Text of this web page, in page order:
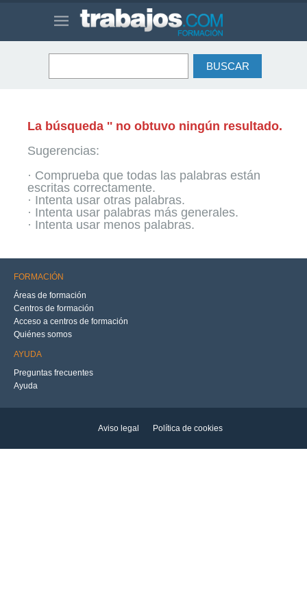
La búsqueda '' no obtuvo ningún resultado.
Sugerencias:
· Comprueba que todas las palabras están
escritas correctamente.
· Intenta usar otras palabras.
· Intenta usar palabras más generales.
· Intenta usar menos palabras.
FORMACIÓN
Áreas de formación
Centros de formación
Acceso a centros de formación
Quiénes somos
AYUDA
Preguntas frecuentes
Ayuda
Aviso legal Política de cookies